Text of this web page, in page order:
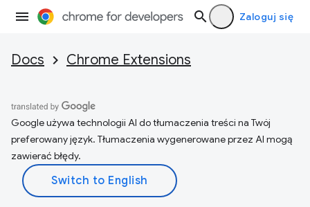
Zaloguj się
Docs Chrome Extensions
Google używa technologii AI do tłumaczenia treści na Twój
preferowany język. Tłumaczenia wygenerowane przez AI mogą
zawierać błędy.